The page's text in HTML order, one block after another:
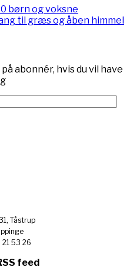
børn og voksne
til græs og åben himmel
abonnér, hvis du vil have
Tåstrup
21 53 26
feed